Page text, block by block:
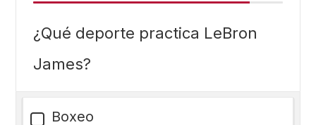
¿Qué deporte practica LeBron
James?
Boxeo